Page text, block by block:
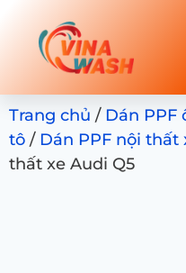
Trang chủ / Dán PPF
tô / Dán PPF nội thất
thất xe Audi Q5